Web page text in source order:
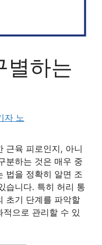
별하는
자 노
근육 피로인지, 아니
분하는 것은 매우 중
법을 정확히 알면 조
습니다. 특히 허리 통
초기 단계를 파악할
으로 관리할 수 있